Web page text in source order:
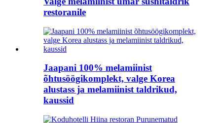
restoranile
Jaapani 100% melamiinist
õhtusöögikomplekt, valge Korea
alustass ja melamiinist taldrikud,
kaussid